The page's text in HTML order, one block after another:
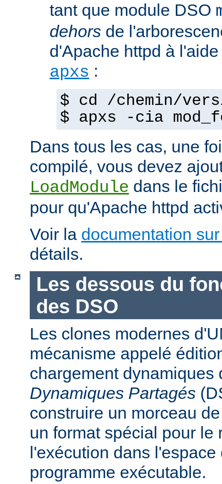
tant que module DSO
dehors de
d'Apache httpd à
apxs :
$ cd /chemin/
$ apxs -cia
Dans tous les cas, une
compilé, vous devez
LoadModule dans le
pour qu'Apache httpd
Voir la documentation
détails.
Les dessous du
des DSO
Les clones modernes
mécanisme appelé
chargement dynamiques
Dynamiques Partagés
construire un morceau
un format spécial pour le
l'exécution dans
programme exécutable.